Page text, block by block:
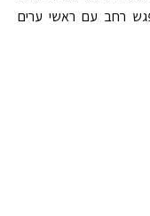
רחב עם ראשי ערים